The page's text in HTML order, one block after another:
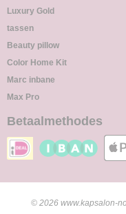
Luxury Gold
tassen
Beauty pillow
Color Home Kit
Marc inbane
Max Pro
Betaalmethodes
© 2026 www.kapsalon-